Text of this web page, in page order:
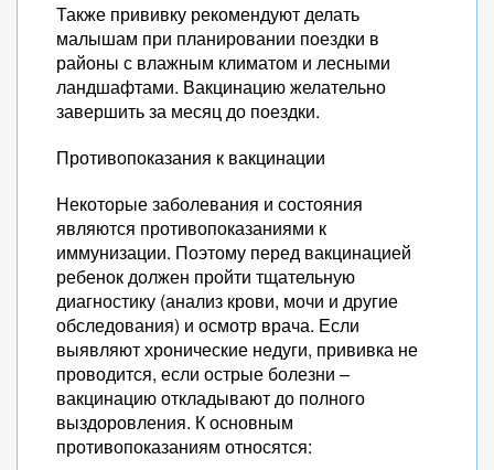
Также прививку рекомендуют делать
малышам при планировании поездки в
районы с влажным климатом и лесными
ландшафтами. Вакцинацию желательно
завершить за месяц до поездки.
Противопоказания к вакцинации
Некоторые заболевания и состояния
являются противопоказаниями к
иммунизации. Поэтому перед вакцинацией
ребенок должен пройти тщательную
диагностику (анализ крови, мочи и другие
обследования) и осмотр врача. Если
выявляют хронические недуги, прививка не
проводится, если острые болезни –
вакцинацию откладывают до полного
выздоровления. К основным
противопоказаниям относятся: